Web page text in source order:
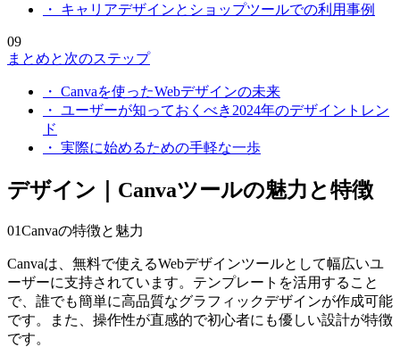
・ キャリアデザインとショップツールでの利用事例
09
まとめと次のステップ
・ Canvaを使ったWebデザインの未来
・ ユーザーが知っておくべき2024年のデザイントレン
ド
・ 実際に始めるための手軽な一歩
デザイン｜Canvaツールの魅力と特徴
01Canvaの特徴と魅力
Canvaは、無料で使えるWebデザインツールとして幅広いユ
ーザーに支持されています。テンプレートを活用すること
で、誰でも簡単に高品質なグラフィックデザインが作成可能
です。また、操作性が直感的で初心者にも優しい設計が特徴
です。